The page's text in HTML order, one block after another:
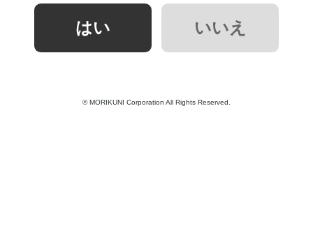
© MORIKUNI Corporation All Rights Reserved.